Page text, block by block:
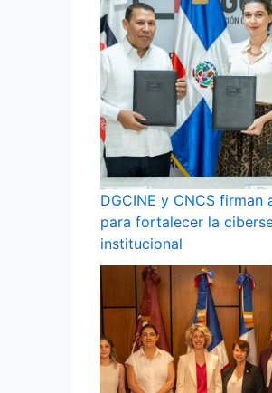
DGCINE y CNCS firman
para fortalecer la
institucional